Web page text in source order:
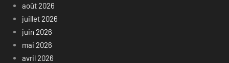
août 2026
juillet 2026
juin 2026
mai 2026
avril 2026